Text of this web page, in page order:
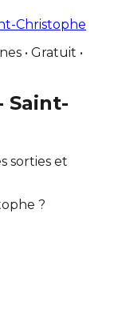
Christophe
• Gratuit •
Saint-
sorties et
?